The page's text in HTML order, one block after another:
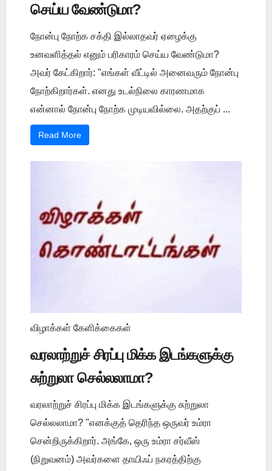
செய்ய வேண்டுமா?
நோன்பு நோற்க சக்தி இல்லாதவர் ஏழைக்கு
உனவளித்தல் எனும் பரிகாரம் செய்ய வேண்டுமா?
அவர் கேட்கிறார்: "எங்கள் வீட்டில் அனைவரும் நோன்பு
நோற்கிறார்கள். எனது உடல்நிலை காரணமாக
என்னால் நோன்பு நோற்க முடியவில்லை. அதற்குப் ...
Read More
விழாக்கள் கேளிக்கைகள்
வரலாற்றுச் சிரப்பு மிக்க இடங்களுக்கு
சுற்றுலா செல்லலாமா?
வரலாற்றுச் சிரப்பு மிக்க இடங்களுக்கு சுற்றுலா
செல்லலாமா? "எனக்குத் தெரிந்த ஒருவர் உம்ரா
சென்றிருக்கிறார். அங்கே, ஒரு உம்ரா சர்வீஸ்
(நிறுவனம்) அவர்களை தாயிஃப் நகரத்திற்கு